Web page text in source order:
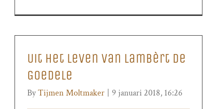
Uit het leven van Lambèrt de
Goedele
ByTijmen Moltmaker 9 januari 2018, 16:26